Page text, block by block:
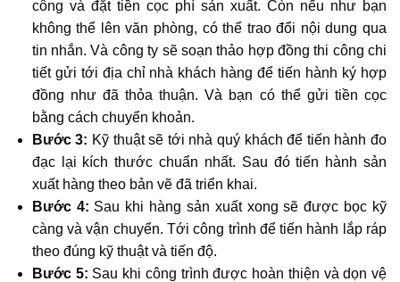
công và đặt tiền cọc phí sản xuất. Còn nếu như bạn
không thể lên văn phòng, có thể trao đổi nội dung qua
tin nhắn. Và công ty sẽ soạn thảo hợp đồng thi công chi
tiết gửi tới địa chỉ nhà khách hàng để tiến hành ký hợp
đồng như đã thỏa thuận. Và bạn có thể gửi tiền cọc
bằng cách chuyển khoản.
Bước 3: Kỹ thuật sẽ tới nhà quý khách để tiến hành đo
đạc lại kích thước chuẩn nhất. Sau đó tiến hành sản
xuất hàng theo bản vẽ đã triển khai.
Bước 4: Sau khi hàng sản xuất xong sẽ được bọc kỹ
càng và vận chuyển. Tới công trình để tiến hành lắp ráp
theo đúng kỹ thuật và tiến độ.
Bước 5: Sau khi công trình được hoàn thiện và dọn vệ